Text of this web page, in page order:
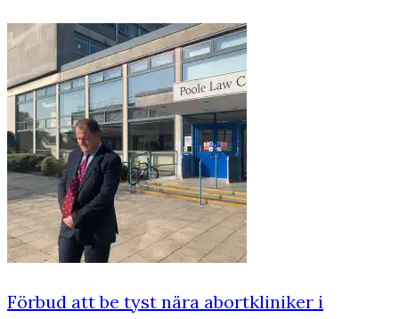
Förbud att be tyst nära abortkliniker i